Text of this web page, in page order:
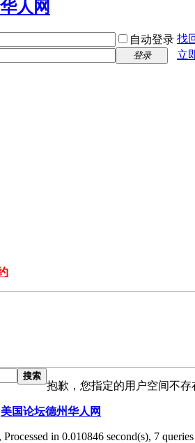
自动登录 找
登录
立
搜索
抱歉，您指定的用户空间不存
美国论坛德州华人网
, Processed in 0.010846 second(s), 7